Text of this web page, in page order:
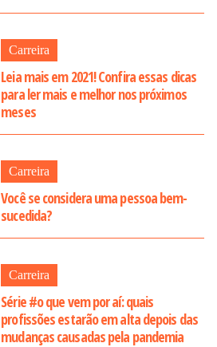
Carreira
Leia mais em 2021! Confira essas dicas
para ler mais e melhor nos próximos
meses
Carreira
Você se considera uma pessoa bem-
sucedida?
Carreira
Série #o que vem por aí: quais
profissões estarão em alta depois das
mudanças causadas pela pandemia